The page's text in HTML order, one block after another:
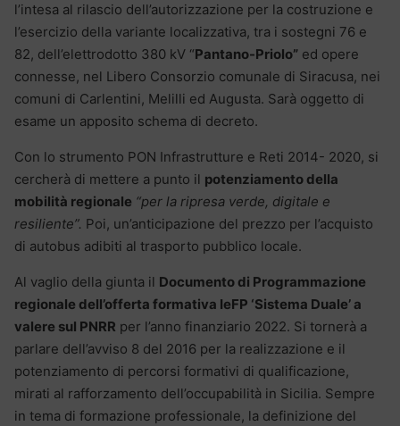
l’intesa al rilascio dell’autorizzazione per la costruzione e
l’esercizio della variante localizzativa, tra i sostegni 76 e
82, dell’elettrodotto 380 kV “Pantano-Priolo” ed opere
connesse, nel Libero Consorzio comunale di Siracusa, nei
comuni di Carlentini, Melilli ed Augusta. Sarà oggetto di
esame un apposito schema di decreto.
Con lo strumento PON Infrastrutture e Reti 2014- 2020, si
cercherà di mettere a punto il potenziamento della
mobilità regionale “per la ripresa verde, digitale e
resiliente”. Poi, un’anticipazione del prezzo per l’acquisto
di autobus adibiti al trasporto pubblico locale.
Al vaglio della giunta il Documento di Programmazione
regionale dell’offerta formativa IeFP ‘Sistema Duale’ a
valere sul PNRR per l’anno finanziario 2022. Si tornerà a
parlare dell’avviso 8 del 2016 per la realizzazione e il
potenziamento di percorsi formativi di qualificazione,
mirati al rafforzamento dell’occupabilità in Sicilia. Sempre
in tema di formazione professionale, la definizione del